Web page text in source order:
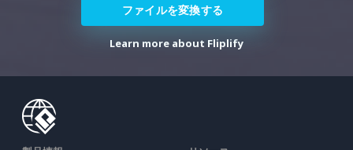
ファイルを変換する
Learn more about Fliplify